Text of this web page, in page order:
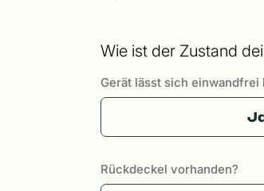
Wie ist der Zustand
Gerät lässt sich einwandfrei
Rückdeckel vorhanden?